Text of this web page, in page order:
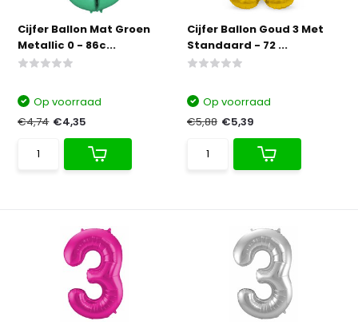
Cijfer Ballon Mat Groen
Metallic 0 - 86c...
Op voorraad
€4,74 €4,35
Cijfer Ballon Goud 3 Met
Standaard - 72 ...
Op voorraad
€5,88 €5,39